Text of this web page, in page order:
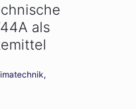
als